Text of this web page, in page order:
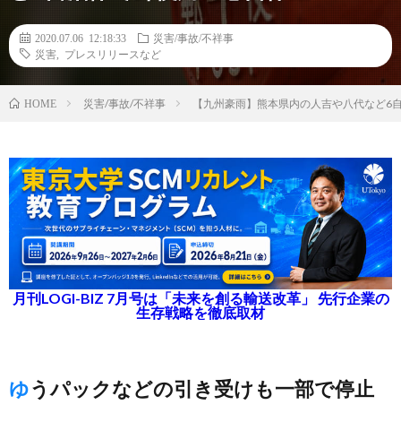
2020.07.06 12:18:33
災害/事故/不祥事
災害
プレスリリースなど
HOME 災害/事故/不祥事 【九州豪雨】熊本県内の人吉や八代など6
月刊LOGI-BIZ 7月号は「未来を創る輸送改革」 先行企業の
生存戦略を徹底取材
ゆうパックなどの引き受けも一部で停止